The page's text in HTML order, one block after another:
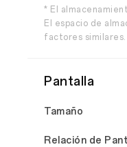
* El
El espacio de
factores similares.
Pantalla
Tamaño
Relación de